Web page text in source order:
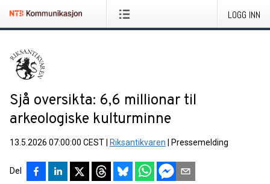
LOGG INN
Sjå oversikta: 6,6 millionar til
arkeologiske kulturminne
13.5.2026 07:00:00 CEST Riksantikvaren Pressemelding
Del